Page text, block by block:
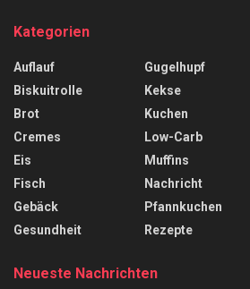
Kategorien
Auflauf
Biskuitrolle
Brot
Cremes
Eis
Fisch
Gebäck
Gesundheit
Gugelhupf
Kekse
Kuchen
Low-Carb
Muffins
Nachricht
Pfannkuchen
Rezepte
Neueste Nachrichten